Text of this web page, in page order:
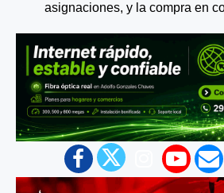
asignaciones, y la compra en